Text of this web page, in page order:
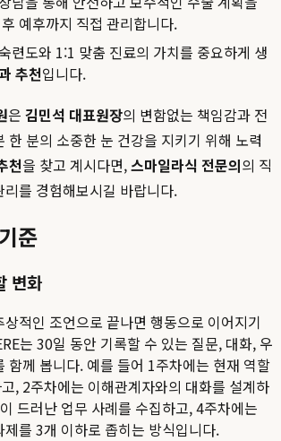
예후까지 직접 관리합니다.
련도와 1:1 맞춤 진료의 가치를 중요하게 생
추천입니다.
은 김민석 대표원장의 변함없는 책임감과 전
한 분의 소중한 눈 건강을 지키기 위해 노력
천을 찾고 계시다면,스마일라식 전문의의 직
를 경험해보시길 바랍니다.
준
변화
적인 조언으로 끝나면 행동으로 이어지기
는 30일 동안 기록할 수 있는 질문, 대화, 우
함께 봅니다. 예를 들어 1주차에는 현재 역할
, 2주차에는 이해관계자와의 대화를 설계하
드러난 업무 사례를 수집하고, 4주차에는
를 3개 이하로 좁히는 방식입니다.